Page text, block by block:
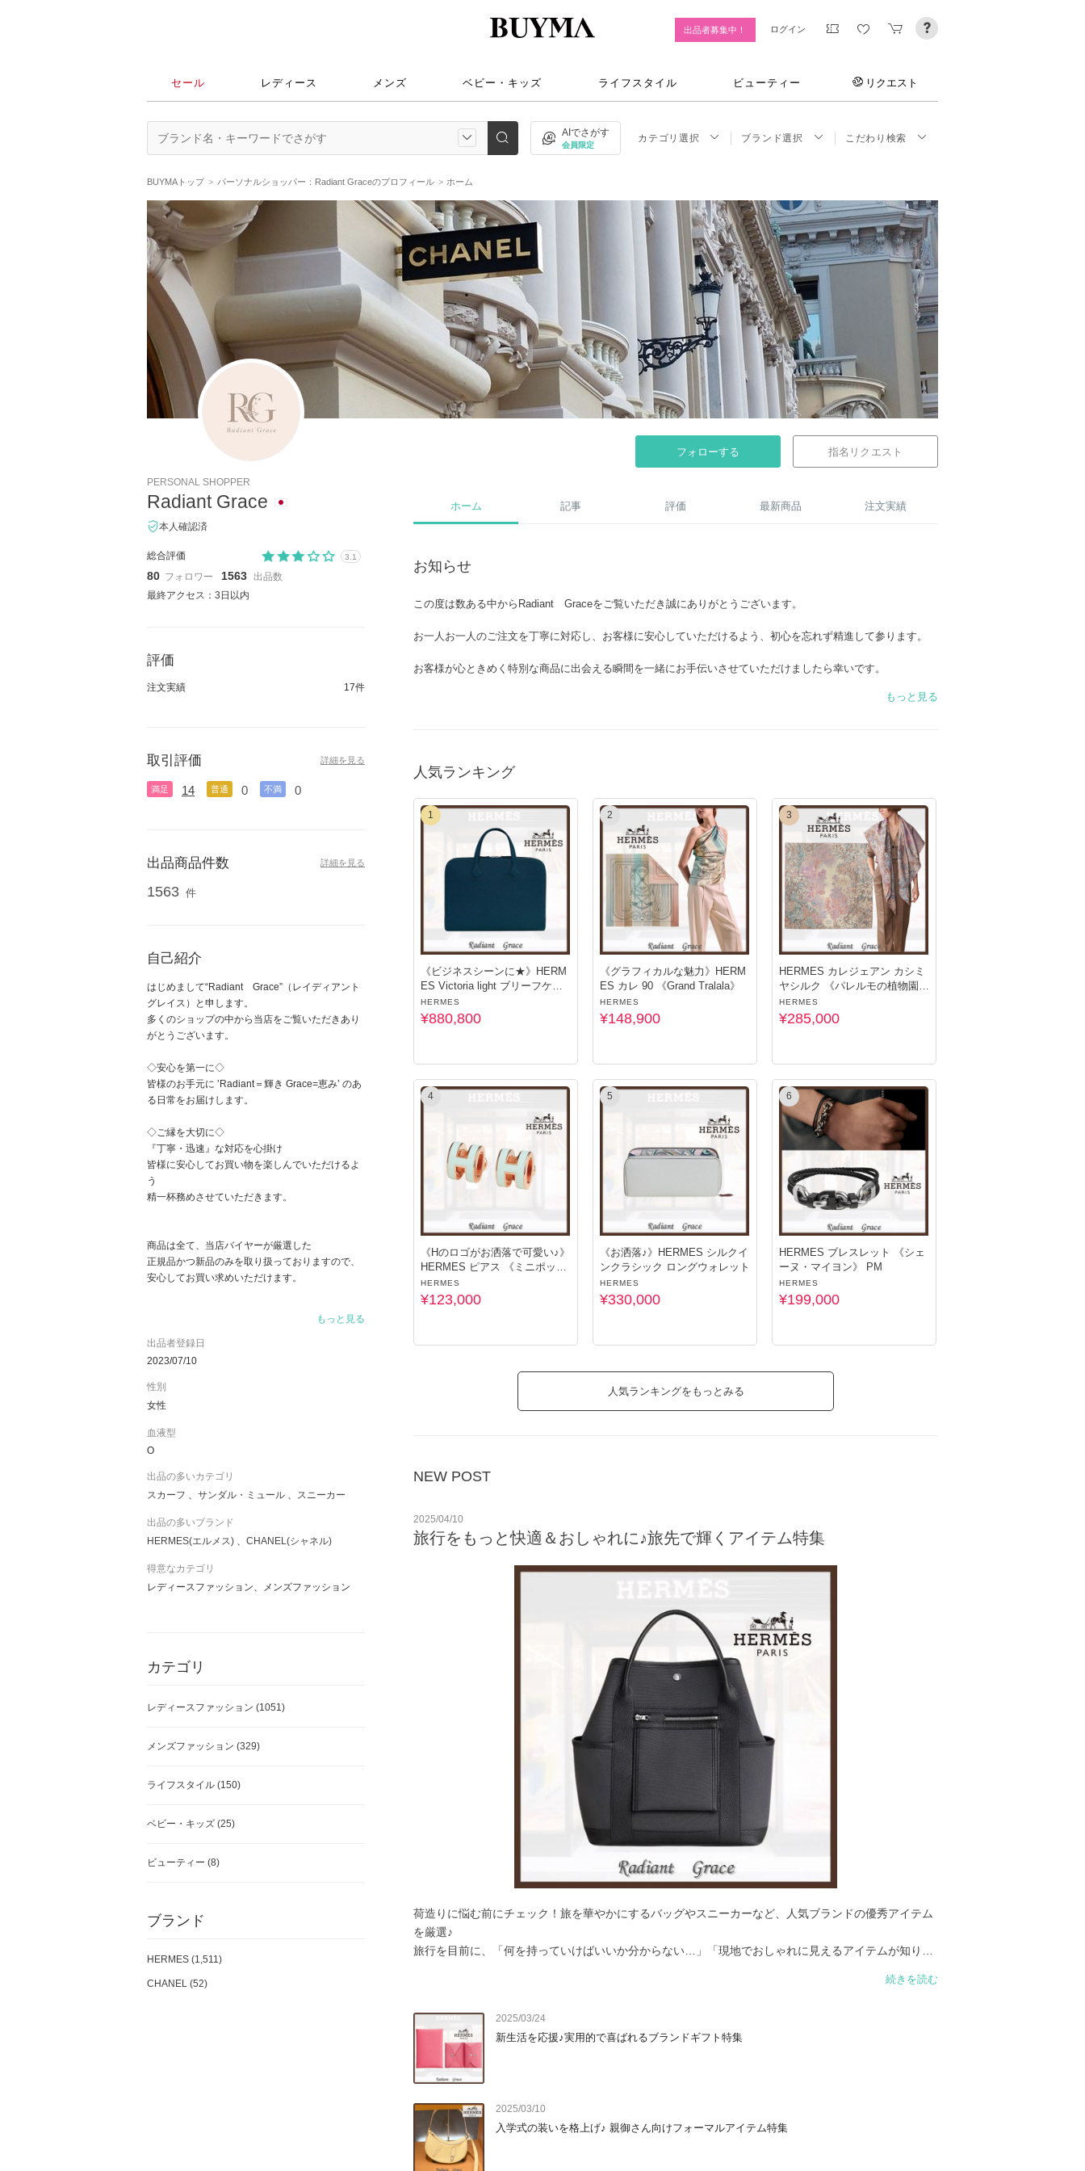
出品者募集中！ ログイン
セール レディース メンズ ベビー・キッズ ライフスタイル ビューティー リクエスト
AIでさがす
会員限定
カテゴリ選択 ブランド選択 こだわり検索
BUYMAトップ パーソナルショッパー：Radiant Graceのプロフィール ホーム
フォローする 指名リクエスト
PERSONAL SHOPPER
Radiant Grace
本人確認済
総合評価 3.1
80 フォロワー 1563 出品数
最終アクセス：3日以内
評価
注文実績 17件
取引評価 詳細を見る
満足 14 普通 0 不満 0
出品商品件数 詳細を見る
1563 件
自己紹介
はじめまして“Radiant Grace”（レイディアント
グレイス）と申します。
多くのショップの中から当店をご覧いただきあり
がとうございます。
◇安心を第一に◇
皆様のお手元に ’Radiant＝輝き Grace=恵み’ のあ
る日常をお届けします。
◇ご縁を大切に◇
『丁寧・迅速』な対応を心掛け
皆様に安心してお買い物を楽しんでいただけるよ
う
精一杯務めさせていただきます。
商品は全て、当店バイヤーが厳選した
正規品かつ新品のみを取り扱っておりますので、
安心してお買い求めいただけます。
リクエストやご質問等ございましたらお気軽にお
問い合わせください。
お見逃しのないよう、フォローよろしくお願いい
たします！
もっと見る
出品者登録日
2023/07/10
性別
女性
血液型
O
出品の多いカテゴリ
スカーフ
サンダル・ミュール スニーカー
出品の多いブランド
HERMES(エルメス)
CHANEL(シャネル)
得意なカテゴリ
レディースファッション、メンズファッション
カテゴリ
レディースファッション (1051)
メンズファッション (329)
ライフスタイル (150)
ベビー・キッズ (25)
ビューティー (8)
ブランド
HERMES (1,511)
CHANEL (52)
ホーム 記事 評価 最新商品 注文実績
お知らせ
この度は数ある中からRadiant Graceをご覧いただき誠にありがとうございます。
お一人お一人のご注文を丁寧に対応し、お客様に安心していただけるよう、初心を忘れず精進して参ります。
お客様が心ときめく特別な商品に出会える瞬間を一緒にお手伝いさせていただけましたら幸いです。
指名リクエストからお気軽にお問い合わせください。
全世界からお探しさせていただきます。
◇当店の掲載商品は全て各ブランドの検品を経過した「新品・未使用・正規品」でございます。
偽物の取り扱いはございません。
◇全商品、送料無料でお届けいたします。
◇海外からの配送になりますが、できるだけ早い発送を心掛けております。
＊ご注文前に必ず【お取引について】をご一読くださいませ。
もっと見る
人気ランキング
1
《ビジネスシーンに★》HERM
ES Victoria light ブリーフケー
ス
HERMES
¥880,800
2
《グラフィカルな魅力》HERM
ES カレ 90 《Grand Tralala》
HERMES
¥148,900
3
HERMES カレジェアン カシミ
ヤシルク 《パレルモの植物園に
て》
HERMES
¥285,000
4
《Hのロゴがお洒落で可愛い♪》
HERMES ピアス 《ミニポップ
H》
HERMES
¥123,000
5
《お洒落♪》HERMES シルクイ
ンクラシック ロングウォレット
HERMES
¥330,000
6
HERMES ブレスレット 《シェ
ーヌ・マイヨン》 PM
HERMES
¥199,000
人気ランキングをもっとみる
NEW POST
2025/04/10
旅行をもっと快適＆おしゃれに♪旅先で輝くアイテム特集
荷造りに悩む前にチェック！旅を華やかにするバッグやスニーカーなど、人気ブランドの優秀アイテム
を厳選♪
旅行を目前に、「何を持っていけばいいか分からない…」「現地でおしゃれに見えるアイテムが知りた
せっかくの旅、荷物はなるべくコンパクトに、でも写真映えも気になる…そんな時にぴったりなアイテ
◆バッグ
旅先で活躍するのは、両手が自由になるバッグ。
えも◎
エルメスのガーデンパーティは収納力抜群で、機内から観光地まで万能に使える一品です。
続きを読む
2025/03/24
新生活を応援♪実用的で喜ばれるブランドギフト特集
2025/03/10
入学式の装いを格上げ♪ 親御さん向けフォーマルアイテム特集